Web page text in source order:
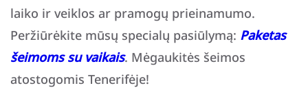
laiko ir veiklos ar pramogų prieinamumo.
Peržiūrėkite mūsų specialų pasiūlymą: Paketas
šeimoms su vaikais. Mėgaukitės šeimos
atostogomis Tenerifėje!